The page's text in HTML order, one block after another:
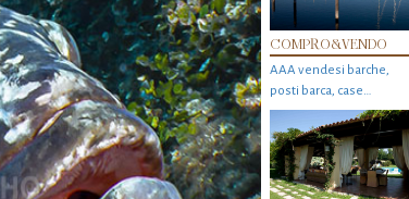
COMPRO&VENDO
AAA vendesi barche,
posti barca, case…